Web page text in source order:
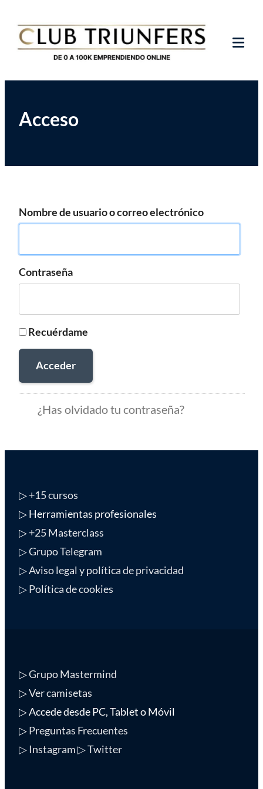
contenido
Club Triunfers
Acceso
Nombre de usuario o correo electrónico
Contraseña
Recuérdame
Acceder
¿Has olvidado tu contraseña?
▷+15 cursos
▷ Herramientas profesionales
▷+25 Masterclass
▷ Grupo Telegram
▷ Aviso legal y política de privacidad
▷ Política de cookies
▷Grupo Mastermind
▷Ver camisetas
▷ Accede desde PC, Tablet o Móvil
▷Preguntas Frecuentes
▷ Instagram▷ Twitter